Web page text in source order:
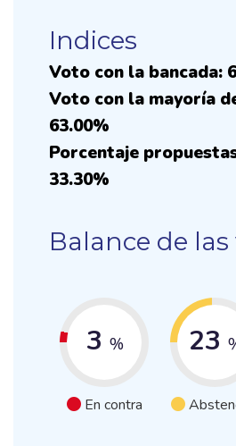
Indices
Voto con la bancada:
Voto con la mayoría
63.00%
Porcentaje
33.30%
Balance de
3 %
En contra
23